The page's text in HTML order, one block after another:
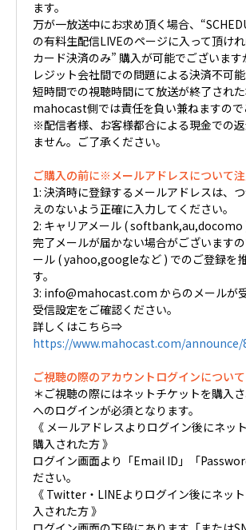
ます。
万が一放送中にお求め頂く場合、
の有料生配信LIVEのページに入って頂け
カード決済のみ” 購入が可能でございます
レジット会社間での問題による決済不可能
短時間での視聴時間にて放送が終了された
mahocast側では責任を負い兼ねますので
※配信者様、お客様都合による現金での
ません。ご了承ください。
ご購入の前に※メールアドレスについて
1: 決済時に登録するメールアドレスは、
えのないよう正確に入力してください。
2: キャリアメール ( softbank,au,docomo
完了メールが届かない場合がございます
ール ( yahoo,googleなど ) でのご登録を
す。
3: info@mahocast.com からのメールが
受信設定をご確認ください。
詳しくはこちら⇒
https://www.mahocast.com/announce/
ご視聴の際のアカウントログインについて
＊ご視聴の際にはネットチケットを購入
へのログインが必須となります。
《 メールアドレスよりログイン後にネッ
購入された方 》
ログイン画面より「Email ID」「
ださい。
《 Twitter・LINEよりログイン後にネッ
入された方 》